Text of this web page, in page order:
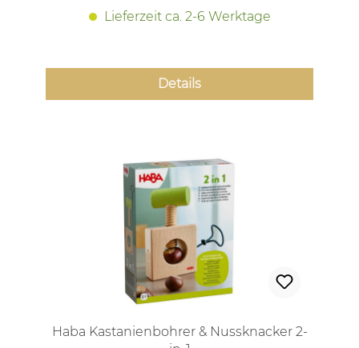
Lieferzeit ca. 2-6 Werktage
Details
Haba Kastanienbohrer & Nussknacker 2-